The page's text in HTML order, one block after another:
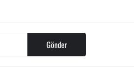
Gönder